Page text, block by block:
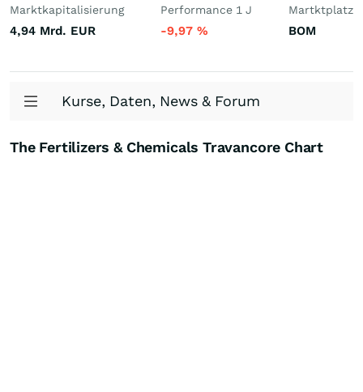
Marktkapitalisierung
4,94 Mrd. EUR
Performance 1 J
-9,97 %
Martktplatz
BOM
Kurse, Daten, News & Forum
The Fertilizers & Chemicals Travancore Chart